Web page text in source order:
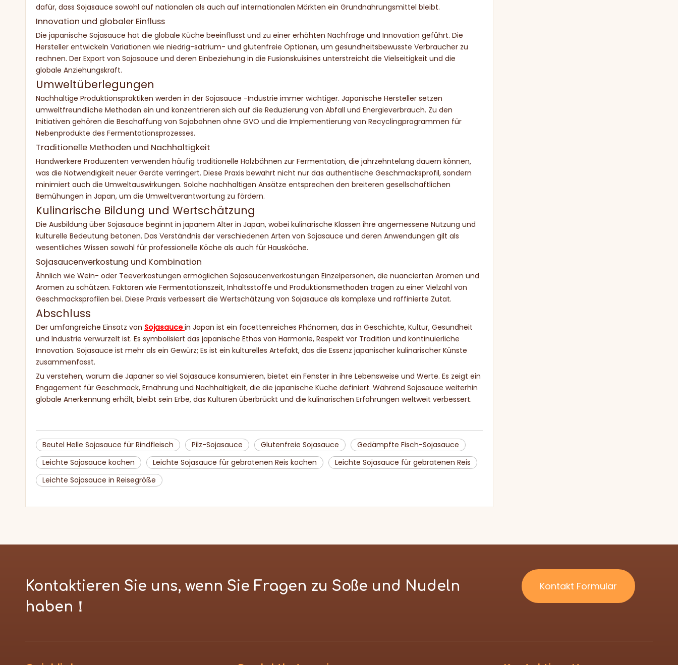
dafür, dass Sojasauce sowohl auf nationalen als auch auf internationalen Märkten ein Grundnahrungsmittel bleibt.
Innovation und globaler Einfluss
Die japanische Sojasauce hat die globale Küche beeinflusst und zu einer erhöhten Nachfrage und Innovation geführt. Die
Hersteller entwickeln Variationen wie niedrig-satrium- und glutenfreie Optionen, um gesundheitsbewusste Verbraucher zu
rechnen. Der Export von Sojasauce und deren Einbeziehung in die Fusionskuisines unterstreicht die Vielseitigkeit und die
globale Anziehungskraft.
Umweltüberlegungen
Nachhaltige Produktionspraktiken werden in der Sojasauce -Industrie immer wichtiger. Japanische Hersteller setzen
umweltfreundliche Methoden ein und konzentrieren sich auf die Reduzierung von Abfall und Energieverbrauch. Zu den
Initiativen gehören die Beschaffung von Sojabohnen ohne GVO und die Implementierung von Recyclingprogrammen für
Nebenprodukte des Fermentationsprozesses.
Traditionelle Methoden und Nachhaltigkeit
Handwerkere Produzenten verwenden häufig traditionelle Holzbähnen zur Fermentation, die jahrzehntelang dauern können,
was die Notwendigkeit neuer Geräte verringert. Diese Praxis bewahrt nicht nur das authentische Geschmacksprofil, sondern
minimiert auch die Umweltauswirkungen. Solche nachhaltigen Ansätze entsprechen den breiteren gesellschaftlichen
Bemühungen in Japan, um die Umweltverantwortung zu fördern.
Kulinarische Bildung und Wertschätzung
Die Ausbildung über Sojasauce beginnt in japanem Alter in Japan, wobei kulinarische Klassen ihre angemessene Nutzung und
kulturelle Bedeutung betonen. Das Verständnis der verschiedenen Arten von Sojasauce und deren Anwendungen gilt als
wesentliches Wissen sowohl für professionelle Köche als auch für Hausköche.
Sojasaucenverkostung und Kombination
Ähnlich wie Wein- oder Teeverkostungen ermöglichen Sojasaucenverkostungen Einzelpersonen, die nuancierten Aromen und
Aromen zu schätzen. Faktoren wie Fermentationszeit, Inhaltsstoffe und Produktionsmethoden tragen zu einer Vielzahl von
Geschmacksprofilen bei. Diese Praxis verbessert die Wertschätzung von Sojasauce als komplexe und raffinierte Zutat.
Abschluss
Der umfangreiche Einsatz von Sojasaucein Japan ist ein facettenreiches Phänomen, das in Geschichte, Kultur, Gesundheit
und Industrie verwurzelt ist. Es symbolisiert das japanische Ethos von Harmonie, Respekt vor Tradition und kontinuierliche
Innovation. Sojasauce ist mehr als ein Gewürz; Es ist ein kulturelles Artefakt, das die Essenz japanischer kulinarischer Künste
zusammenfasst.
Zu verstehen, warum die Japaner so viel Sojasauce konsumieren, bietet ein Fenster in ihre Lebensweise und Werte. Es zeigt ein
Engagement für Geschmack, Ernährung und Nachhaltigkeit, die die japanische Küche definiert. Während Sojasauce weiterhin
globale Anerkennung erhält, bleibt sein Erbe, das Kulturen überbrückt und die kulinarischen Erfahrungen weltweit verbessert.
Beutel Helle Sojasauce für Rindfleisch Pilz-Sojasauce Glutenfreie Sojasauce
Gedämpfte Fisch-Sojasauce
Leichte Sojasauce kochen
Leichte Sojasauce für gebratenen Reis kochen
Leichte Sojasauce für gebratenen Reis
Leichte Sojasauce in Reisegröße
Kontaktieren Sie uns, wenn Sie Fragen zu Soße und Nudeln
haben！
Kontakt Formular